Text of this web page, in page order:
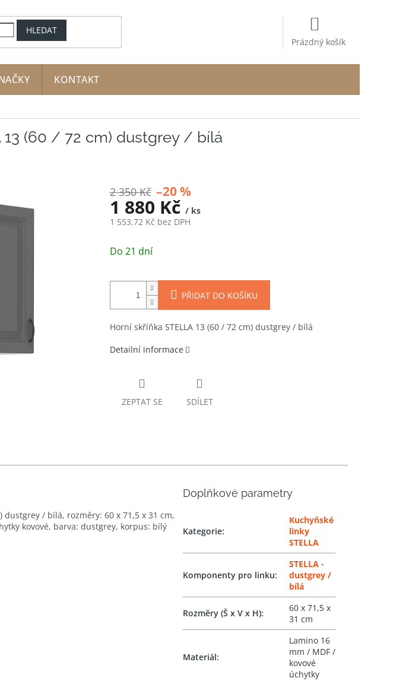
HLEDAT
KOŠÍK
Prázdný košík
KONTAKT
13 (60 / 72 cm) dustgrey / bílá
2 350 Kč –20 %
1 880 Kč / ks
1 553,72 Kč bez DPH
cena:
Do 21 dní
PŘIDAT DO KOŠÍKU
Horní skříňka STELLA 13 (60 / 72 cm) dustgrey / bílá
Detailní informace
ZEPTAT SE SDÍLET
dustgrey / bílá, rozměry: 60 x 71,5 x 31 cm,
kovové, barva: dustgrey, korpus: bílý
Doplňkové parametry
Kategorie:
Kuchyňské
linky
STELLA
Komponenty pro linku:
STELLA -
dustgrey /
bílá
Rozměry (Š x V x H):
60 x 71,5 x
31 cm
Materiál:
Lamino 16
mm / MDF /
kovové
úchytky